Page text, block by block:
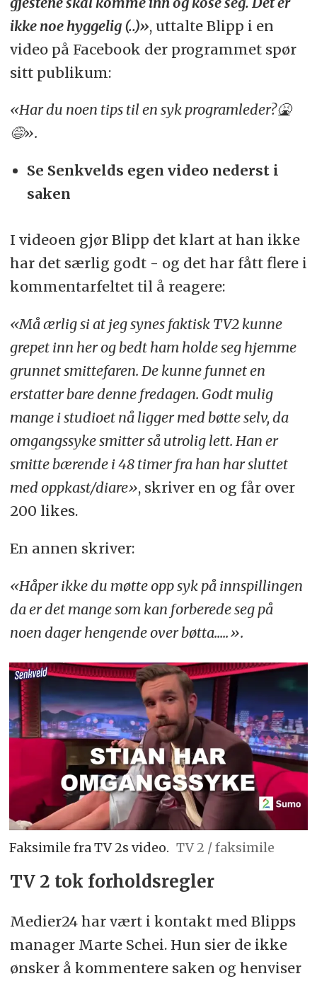
ikke noe hyggelig (..)», uttalte Blipp i en
video på Facebook der programmet spør
sitt publikum:
«Har du noen tips til en syk programleder?🤮
😅».
Se Senkvelds egen video nederst i
saken
I videoen gjør Blipp det klart at han ikke
har det særlig godt - og det har fått flere i
kommentarfeltet til å reagere:
«Må ærlig si at jeg synes faktisk TV2 kunne
grepet inn her og bedt ham holde seg hjemme
grunnet smittefaren. De kunne funnet en
erstatter bare denne fredagen. Godt mulig
mange i studioet nå ligger med bøtte selv, da
omgangssyke smitter så utrolig lett. Han er
smitte bærende i 48 timer fra han har sluttet
med oppkast/diare», skriver en og får over
200 likes.
En annen skriver:
«Håper ikke du møtte opp syk på innspillingen
da er det mange som kan forberede seg på
noen dager hengende over bøtta.....».
Faksimile fra TV 2s video. TV 2 / faksimile
TV 2 tok forholdsregler
Medier24 har vært i kontakt med Blipps
manager Marte Schei. Hun sier de ikke
ønsker å kommentere saken og henviser